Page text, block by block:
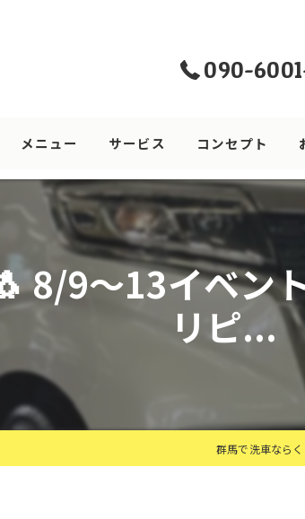
090-
メニュー サービス コンセプト
8/9〜13イベン
リピ...
群馬で洗車なら